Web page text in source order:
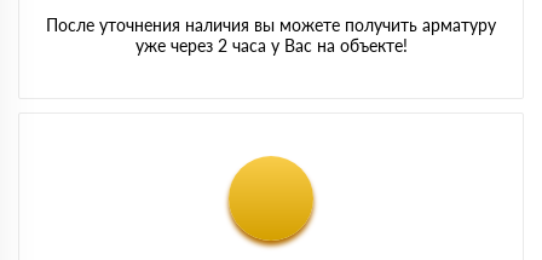
После уточнения наличия вы можете получить арматуру
уже через 2 часа у Вас на объекте!